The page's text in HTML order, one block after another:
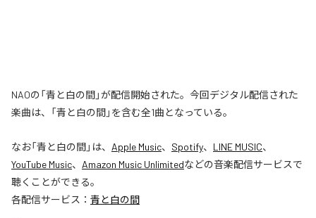
NAOの「青と白の間」が配信開始された。今回デジタル配信された
楽曲は、「青と白の間」を含む全1曲となっている。
なお「青と白の間」は、 Apple Music、 Spotify、 LINE MUSIC、
YouTube Music、 Amazon Music Unlimitedなどの音楽配信サービスで
聴くことができる。
各配信サービス： 青と白の間